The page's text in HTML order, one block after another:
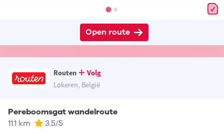
Open route
Routen
Volg
Lokeren, België
Pereboomsgat wandelroute
11.1 km 3.5/5